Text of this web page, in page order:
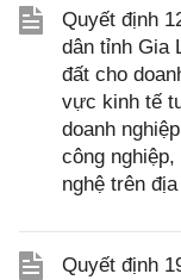
Quyết định
dân tỉnh Gia
đất cho
vực kinh tế
doanh
công
nghệ trên
Quyết định